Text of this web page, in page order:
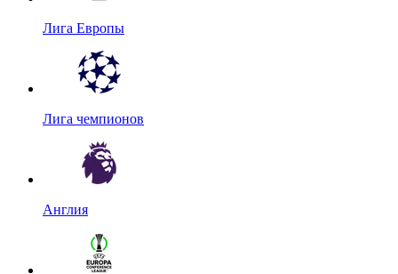
Лига Европы
Лига чемпионов
Англия